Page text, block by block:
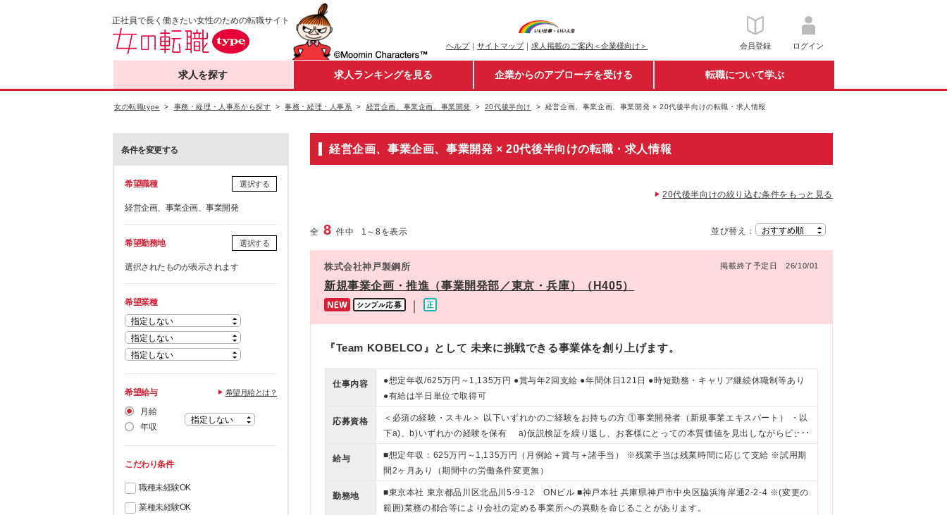
正社員で長く働きたい女性のための転職サイト
ヘルプ｜ サイトマップ｜ 求人掲載のご案内＜企業様向け＞ 会員登録 ログイン
求人を探す 求人ランキングを見る 企業からのアプローチを受ける 転職について学ぶ
女の転職type 事務・経理・人事系から探す 事務・経理・人事系 経営企画、事業企画、事業開発 20代後半向け 経営企画、事業企画、事業開発 × 20代後半向けの転職・求人情報
条件を変更する
希望職種 選択する
経営企画、事業企画、事業開発
希望勤務地 選択する
選択されたものが表示されます
希望業種
希望給与 希望月給とは？
月給
年収
こだわり条件
職種未経験OK
業種未経験OK
経営企画、事業企画、事業開発 × 20代後半向けの転職・求人情報
20代後半向けの絞り込む条件をもっと見る
全8 件中 1 ～8を表示 並び替え：
株式会社神戸製鋼所 掲載終了予定日 26/10/01
新規事業企画・推進（事業開発部／東京・兵庫）（H405）
『Team KOBELCO』として 未来に挑戦できる事業体を創り上げます。
仕事内容
●想定年収/625万円～1,135万円 ●賞与年2回支給 ●年間休日121日 ●時短勤務・キャリア継続休職制等あり
●有給は半日単位で取得可
応募資格
＜必須の経験・スキル＞ 以下いずれかのご経験をお持ちの方 ①事業開発者（新規事業エキスパート） ・以
下a)、b)いずれかの経験を保有 a)仮説検証を繰り返し、お客様にとっての本質価値を見出しながらビジ
ネスモデルを具体化し、事業企画を作成した経験 b)事業企画に基づき自ら事業体制を構築し事業を立ち
上げた経験 ・社内外との折衝に臆することなく対応できる能力 ・チームを牽引し、強い意志でやり抜くリ
ーダーシップ ②事業推進者（事業化検討担当者） ・新たなビジネス創造に果敢に挑戦する意欲 ・自ら学び
成長していく高い意欲 ・事業化に向けた調査・分析・企画に関する経験や興味 ・先入観なくソーシャルニ
ーズの仮説を創造する能力 ・論理的に思考する能力
給与
■想定年収：625万円～1,135万円（月例給＋賞与＋諸手当） ※残業手当は残業時間に応じて支給 ※試用期
間2ヶ月あり（期間中の労働条件変更無）
勤務地
■東京本社 東京都品川区北品川5-9-12 ONビル ■神戸本社 兵庫県神戸市中央区脇浜海岸通2-2-4 ※(変更の
範囲)業務の都合等により会社の定める事業所への異動を命じることがあります。